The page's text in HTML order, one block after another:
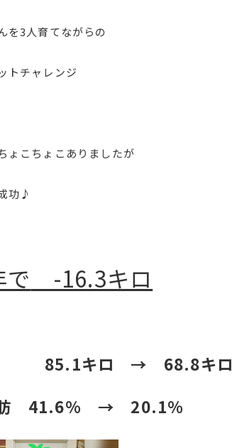
を3人育てながらの
トチャレンジ
ょこちょこありましたが
功♪
で -16.3キロ
85.1キロ → 68.8キロ
肪 41.6％ → 20.1％